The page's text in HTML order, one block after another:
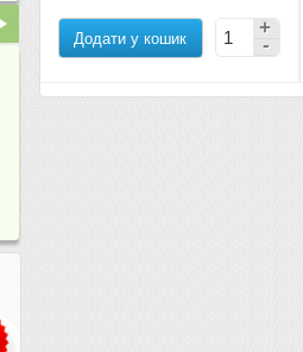
+ Додати у кошик